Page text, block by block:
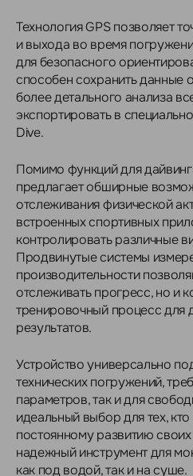
Технология GPS позволяет
и выхода во время
для безопасного
способен сохранить данные
более детального анализа
экспортировать в
Dive.
Помимо функций для
предлагает обширные
отслеживания физической
встроенных спортивных
контролировать различные
Продвинутые системы
производительности
отслеживать прогресс, но и
тренировочный процесс для
результатов.
Устройство универсально
технических погружений,
параметров, так и для
идеальный выбор для тех, кто
постоянному развитию
надежный инструмент для
как под водой, так и на суше.